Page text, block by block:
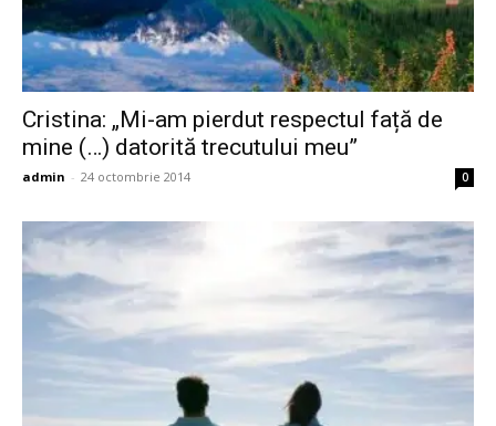
Cristina: „Mi-am pierdut respectul față de
mine (…) datorită trecutului meu”
admin - 24 octombrie 2014 0